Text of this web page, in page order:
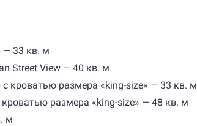
— 33 кв. м
Street View — 40 кв. м
кроватью размера «king-size» — 33 кв. м
размера «king-size» — 48 кв. м
м